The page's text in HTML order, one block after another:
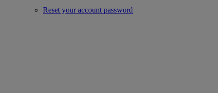
Reset your account password